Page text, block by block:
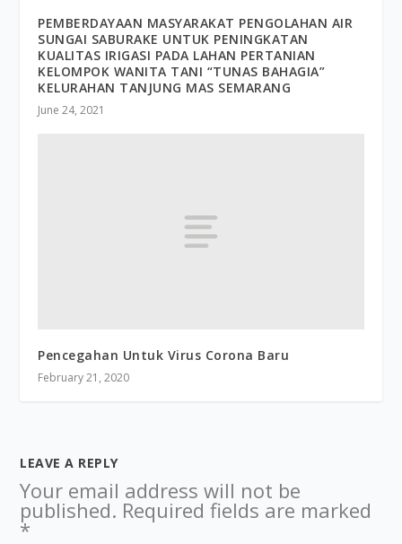
PEMBERDAYAAN MASYARAKAT PENGOLAHAN AIR
SUNGAI SABURAKE UNTUK PENINGKATAN
KUALITAS IRIGASI PADA LAHAN PERTANIAN
KELOMPOK WANITA TANI “TUNAS BAHAGIA”
KELURAHAN TANJUNG MAS SEMARANG
June 24, 2021
Pencegahan Untuk Virus Corona Baru
February 21, 2020
LEAVE A REPLY
Your email address will not be
published. Required fields are marked
*